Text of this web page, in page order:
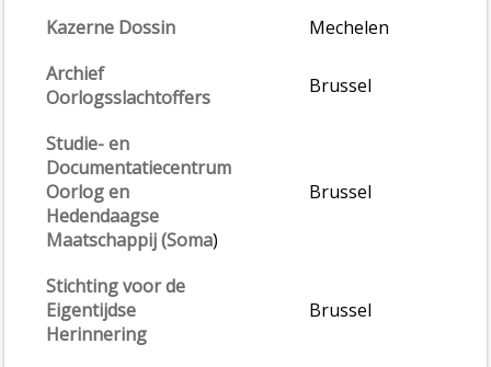
Kazerne Dossin
Mechelen
Archief
Oorlogsslachtoffers
Brussel
Studie- en
Documentatiecentrum
Oorlog en
Hedendaagse
Maatschappij (Soma)
Brussel
Stichting voor de
Eigentijdse
Herinnering
Brussel